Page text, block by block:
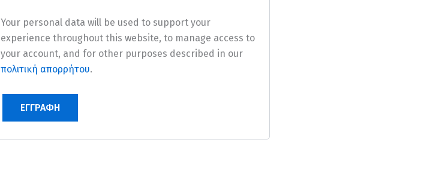
Your personal data will be used to support your
experience throughout this website, to manage access to
your account, and for other purposes described in our
πολιτική απορρήτου.
ΕΓΓΡΑΦΉ